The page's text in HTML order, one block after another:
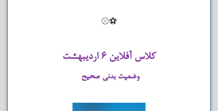
⚽⚾
کلاس آفلاین ۶ اردیبهشت
وضعیت بدنی صحیح